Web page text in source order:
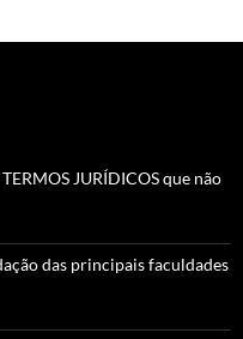
JURÍDICOS que não
das principais faculdades